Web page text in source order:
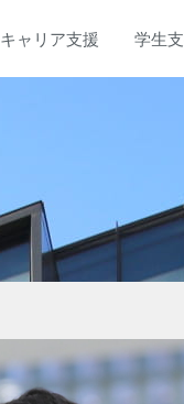
キャリア支援 学生